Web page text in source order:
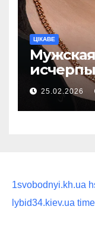
ЦІКАВЕ
25.02.2026
1svobodnyi.kh.ua
lybid34.kiev.ua